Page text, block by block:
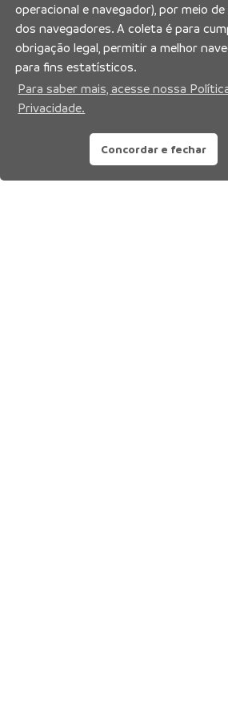
operacional e navegador), por meio de
dos navegadores. A coleta é para
obrigação legal, permitir a melhor
para fins estatísticos.
Para saber mais, acesse nossa
Privacidade.
Concordar e fechar